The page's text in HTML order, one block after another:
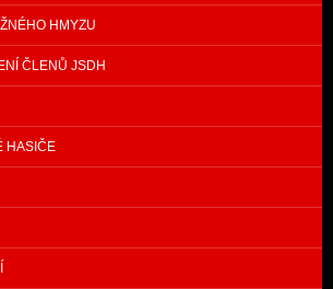
HMYZU
ČLENŮ JSDH
HASIČE